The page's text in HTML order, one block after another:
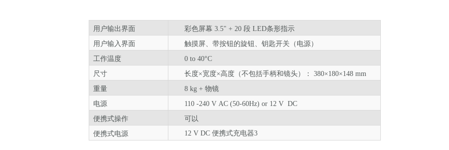
用户输出界面 彩色屏幕 3.5" + 20 段 LED条形指示
用户输入界面
触摸屏、带按钮的旋钮、 钥匙开关（电源）
工作温度
0 to 40°C
尺寸
长度×宽度×高度（不包括手柄和镜头）： 380×180×148 mm
重量
8 kg + 物镜
电源
110 -240 V AC (50-60Hz) or 12 V DC
便携式操作
可以
便携式电源
12 V DC 便携式充电器3